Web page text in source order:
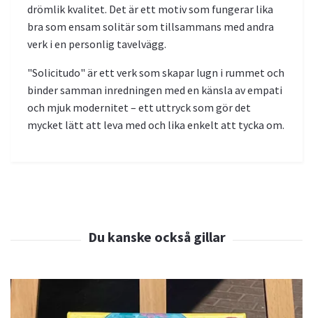
drömlik kvalitet. Det är ett motiv som fungerar lika
bra som ensam solitär som tillsammans med andra
verk i en personlig tavelvägg.
"Solicitudo" är ett verk som skapar lugn i rummet och
binder samman inredningen med en känsla av empati
och mjuk modernitet – ett uttryck som gör det
mycket lätt att leva med och lika enkelt att tycka om.